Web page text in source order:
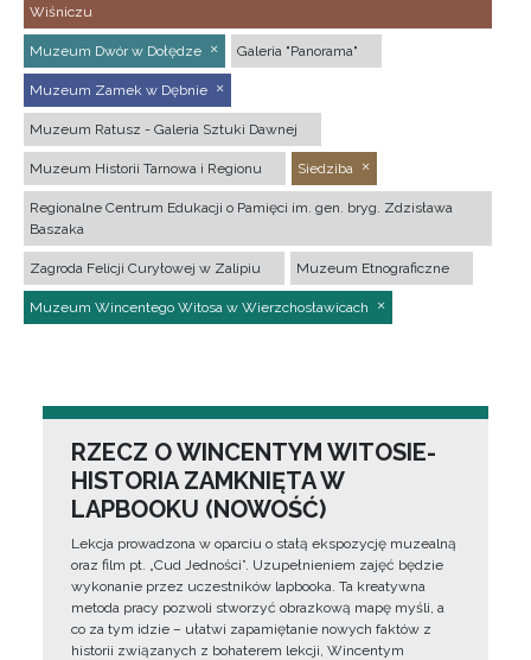
Wiśniczu
Muzeum Dwór w Dołędze Galeria "Panorama"
Muzeum Zamek w Dębnie
Muzeum Ratusz - Galeria Sztuki Dawnej
Muzeum Historii Tarnowa i Regionu Siedziba
Regionalne Centrum Edukacji o Pamięci im. gen. bryg. Zdzisława
Baszaka
Zagroda Felicji Curyłowej w Zalipiu Muzeum Etnograficzne
Muzeum Wincentego Witosa w Wierzchosławicach
RZECZ O WINCENTYM WITOSIE-
HISTORIA ZAMKNIĘTA W
LAPBOOKU (NOWOŚĆ)
Lekcja prowadzona w oparciu o stałą ekspozycję muzealną
oraz film pt. „Cud Jedności”. Uzupełnieniem zajęć będzie
wykonanie przez uczestników lapbooka. Ta kreatywna
metoda pracy pozwoli stworzyć obrazkową mapę myśli, a
co za tym idzie – ułatwi zapamiętanie nowych faktów z
historii związanych z bohaterem lekcji, Wincentym